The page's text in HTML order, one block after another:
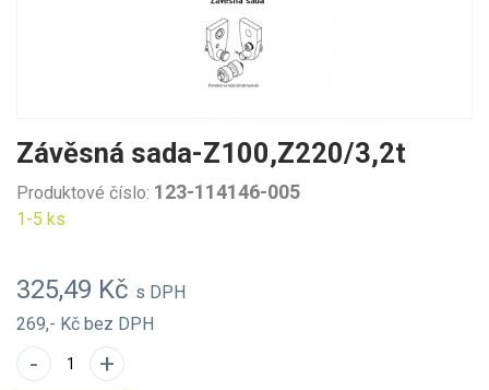
Závěsná sada-Z100,Z220/3,2t
Produktové číslo: 123-114146-005
1-5 ks
325,49 Kč s DPH
269,- Kč bez DPH
- +